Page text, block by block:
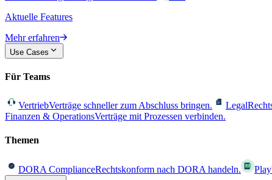
Aktuelle Features
Mehr erfahren
Use Cases
Für Teams
VertriebVerträge schneller zum Abschluss bringen. Legal
Finanzen & OperationsVerträge mit Prozessen verbinden.
Themen
DORA ComplianceRechtskonform nach DORA handeln.